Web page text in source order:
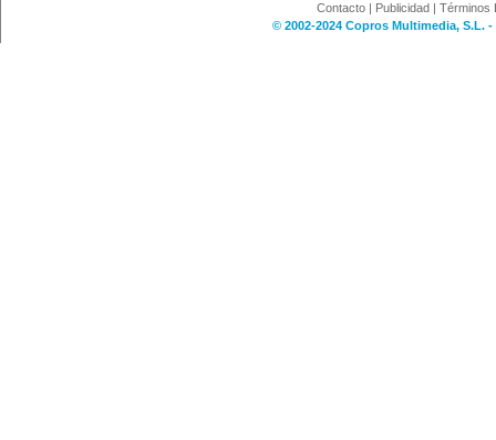
Contacto | Publicidad | Términos
© 2002-2024 Copros Multimedia, S.L.